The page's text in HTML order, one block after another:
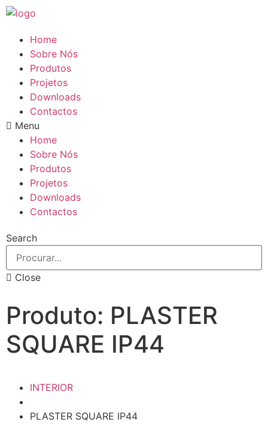
Pular
conteúdo
Home
Sobre Nós
Produtos
Projetos
Downloads
Contactos
Menu
Home
Sobre Nós
Produtos
Projetos
Downloads
Contactos
Search
Close
Produto: PLASTER
SQUARE IP44
INTERIOR
PLASTER SQUARE IP44